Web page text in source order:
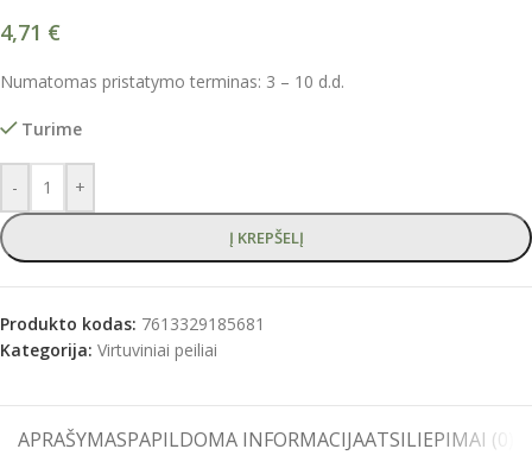
4,71 €
Numatomas pristatymo terminas: 3 – 10 d.d.
Turime
- +
Į KREPŠELĮ
Produkto kodas: 7613329185681
Kategorija: Virtuviniai peiliai
APRAŠYMASPAPILDOMA INFORMACIJAATSILIEPIMAI (0)